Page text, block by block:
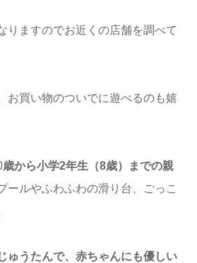
りますのでお近くの店舗を調べて
お買い物のついでに遊べるのも嬉
歳から小学2年生（8歳）までの親
ールやふわふわの滑り台、ごっこ
ゅうたんで、赤ちゃんにも優しい